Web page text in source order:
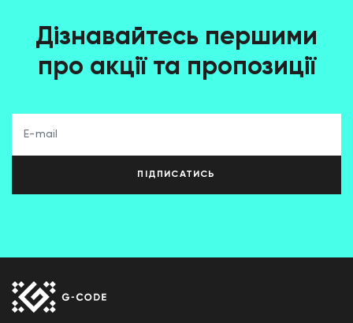
Дізнавайтесь першими
про акції та пропозиції
ПІДПИСАТИСЬ